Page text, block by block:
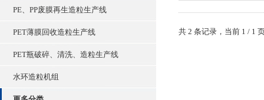
PE、PP废膜再生造粒生产线
PET薄膜回收造粒生产线
PET瓶破碎、清洗、造粒生产线
水环造粒机组
共 2 条记录，当前 1 / 1